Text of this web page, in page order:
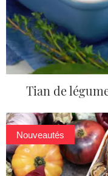
Tian de
Nouveautés